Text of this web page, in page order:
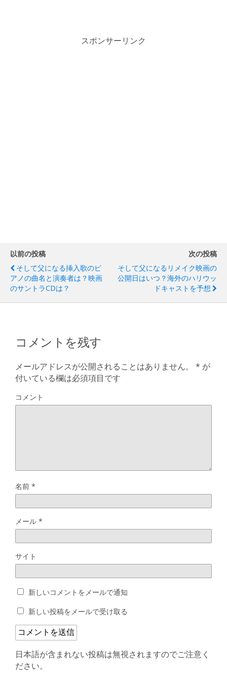
スポンサーリンク
以前の投稿
そして父になる挿入歌のピ
アノの曲名と演奏者は？映画
のサントラCDは？
次の投稿
そして父になるリメイク映画の
公開日はいつ？海外のハリウッ
ドキャストを予想
コメントを残す
メールアドレスが公開されることはありません。 * が
付いている欄は必須項目です
コメント
名前 *
メール *
サイト
新しいコメントをメールで通知
新しい投稿をメールで受け取る
日本語が含まれない投稿は無視されますのでご注意く
ださい。